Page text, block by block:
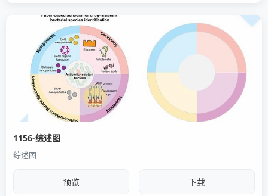
1156-综述图
综述图
预览 下载